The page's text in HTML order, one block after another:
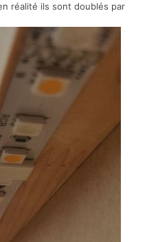
réalité ils sont doublés par